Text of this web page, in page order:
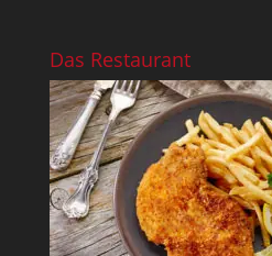
Das Restaurant